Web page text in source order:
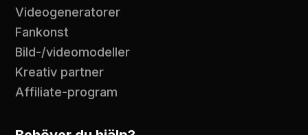
Videogeneratorer
Fankonst
Bild-/videomodeller
Kreativ partner
Affiliate-program